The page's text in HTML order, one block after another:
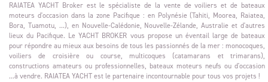
RAIATEA YACHT Broker est le spécialiste de la vente de voiliers et de bateaux
moteurs d'occasion dans la zone Pacifique : en Polynésie (Tahiti, Moorea, Raiatea,
Bora, Tuamotu, ...), en Nouvelle-Calédonie, Nouvelle-Zélande, Australie et d'autres
lieux du Pacifique. Le YACHT BROKER vous propose un éventail large de bateaux
pour répondre au mieux aux besoins de tous les passionnés de la mer : monocoques,
voiliers de croisière ou course, multicoques (catamarans et trimarans),
constructions amateurs ou professionnelles, bateaux moteurs neufs ou d'occasion
...à vendre. RAIATEA YACHT est le partenaire incontournable pour tous vos projets !